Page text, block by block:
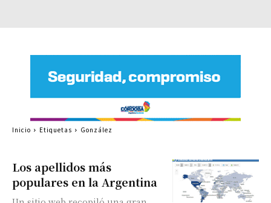
Los apellidos más
populares en la Argentina
Inicio Etiquetas González